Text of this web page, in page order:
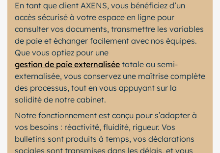
En tant que client AXENS, vous bénéficiez d’un
accès sécurisé à votre espace en ligne pour
consulter vos documents, transmettre les variables
de paie et échanger facilement avec nos équipes.
Que vous optiez pour une
gestion de paie externalisée totale ou semi-
externalisée, vous conservez une maîtrise complète
des processus, tout en vous appuyant sur la
solidité de notre cabinet.
Notre fonctionnement est conçu pour s’adapter à
vos besoins : réactivité, fluidité, rigueur. Vos
bulletins sont produits à temps, vos déclarations
sociales sont transmises dans les délais, et vous